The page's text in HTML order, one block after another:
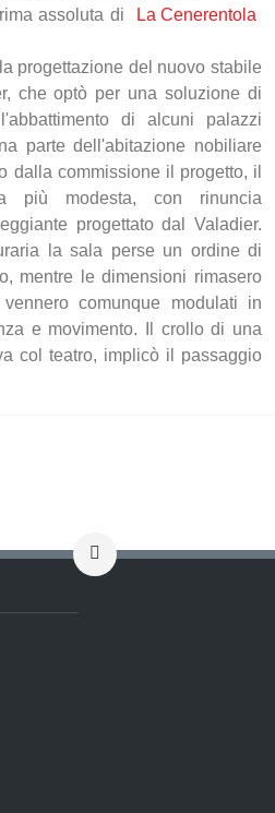
assoluta di
La Cenerentola
progettazione del nuovo stabile
che optò per una soluzione di
di alcuni palazzi
parte dell'abitazione nobiliare
dalla commissione il progetto, il
più modesta, con rinuncia
progettato dal Valadier.
la sala perse un ordine di
mentre le dimensioni rimasero
comunque modulati in
e movimento. Il crollo di una
col teatro, implicò il passaggio